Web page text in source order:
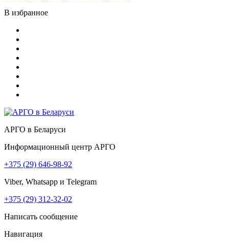
В избранное
АРГО в Беларуси
Информационный центр АРГО
+375 (29) 646-98-92
Viber, Whatsapp и Telegram
+375 (29) 312-32-02
Написать сообщение
Навигация